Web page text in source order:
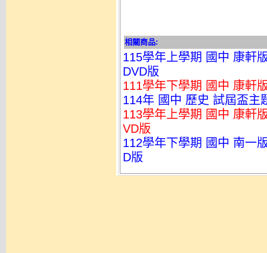
相關商品:
115學年上學期 國中 康軒
DVD版
111學年下學期 國中 康軒
114年 國中 歷史 試屆盃主
113學年上學期 國中 康軒
VD版
112學年下學期 國中 南一
D版